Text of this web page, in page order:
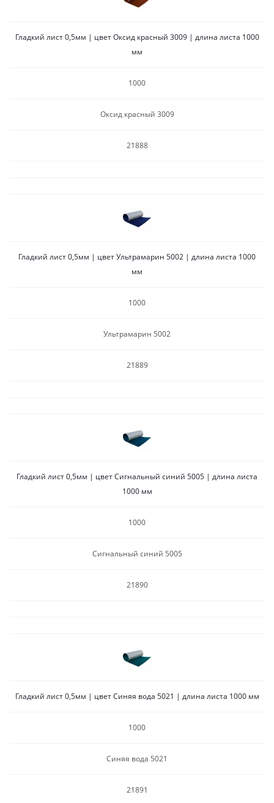
Гладкий лист 0,5мм | цвет Оксид красный 3009 | длина листа 1000
мм
1000
Оксид красный 3009
21888
Гладкий лист 0,5мм | цвет Ультрамарин 5002 | длина листа 1000
мм
1000
Ультрамарин 5002
21889
Гладкий лист 0,5мм | цвет Сигнальный синий 5005 | длина листа
1000 мм
1000
Сигнальный синий 5005
21890
Гладкий лист 0,5мм | цвет Синяя вода 5021 | длина листа 1000 мм
1000
Синяя вода 5021
21891